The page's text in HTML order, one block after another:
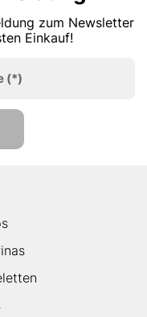
zum Newsletter
Einkauf!
(*)